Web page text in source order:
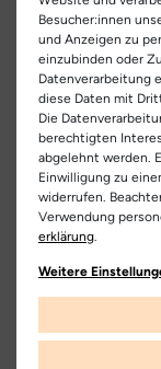
sorgt.Der
schnelles und
Zeit verlieren
Schuhe
Winterabenteuer.
Füße deines
warm. Hol dir
einem
Artikel-ID:
Artikel-Nr.:
Schuhart:
Bezeichnung:
Obermaterial:
Innenfutter:
Decksohle:
Laufsohle:
EU
legero united
Legero-United-
Österreich
+49 851 94 90
Hersteller
Superfit
Teilen
Kostenlose
Lieferung
Die Lieferung innerhalb
versandkostenfrei
DHL.
Besucher:innen
und Anzeigen zu
einzubinden oder
Datenverarbeitung
diese Daten mit
Die
berechtigten
abgelehnt werden.
Einwilligung zu
widerrufen.
Verwendung
erklärung
Weitere